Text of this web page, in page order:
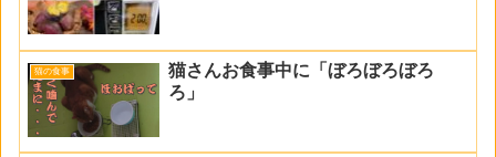
猫の食事
猫さんお食事中に「ぼろぼろぼろ
ろ」